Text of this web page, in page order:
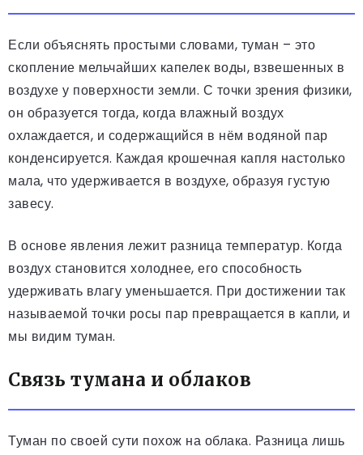
Если объяснять простыми словами, туман – это
скопление мельчайших капелек воды, взвешенных в
воздухе у поверхности земли. С точки зрения физики,
он образуется тогда, когда влажный воздух
охлаждается, и содержащийся в нём водяной пар
конденсируется. Каждая крошечная капля настолько
мала, что удерживается в воздухе, образуя густую
завесу.
В основе явления лежит разница температур. Когда
воздух становится холоднее, его способность
удерживать влагу уменьшается. При достижении так
называемой точки росы пар превращается в капли, и
мы видим туман.
Связь тумана и облаков
Туман по своей сути похож на облака. Разница лишь